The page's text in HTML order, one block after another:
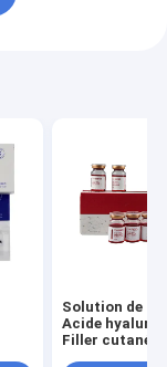
Solution de
Acide
Filler cutané